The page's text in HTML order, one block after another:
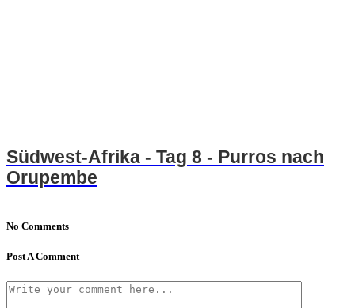
Südwest-Afrika - Tag 8 - Purros nach
Orupembe
No Comments
Post A Comment